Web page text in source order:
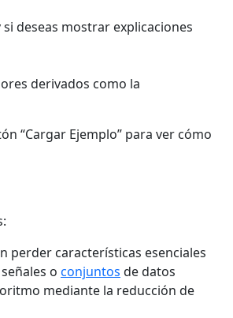
si deseas mostrar explicaciones
derivados como la
“Cargar Ejemplo” para ver cómo
perder características esenciales
o conjuntos de datos
mediante la reducción de